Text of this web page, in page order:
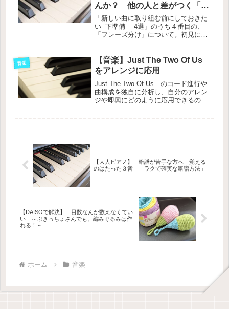
んか？ 他の人と差がつく「下
準備」とは？ Vol.４
「新しい曲に取り組む前にしておきた
い ”下準備” 4選」のうち４番目の、
「フレーズ分け」について。初見に役
も、完成までのスピードアップになる
という一石二鳥の特典付き♪
音楽
【音楽】Just The Two Of Us
をアレンジに応用
Just The Two Of Us のコード進行や
曲構成を独自に分析し、自分のアレン
ジや即興にどのように応用できるのか
【大人ピアノ】 暗譜が苦手な方へ 覚える
のはたった３音 「ラクで確実な暗譜方法」
【DAISOで解決】 目数なんか数えなくてい
い ～ぶきっちょさんでも、編みぐるみは作
れる！～
ホーム 音楽